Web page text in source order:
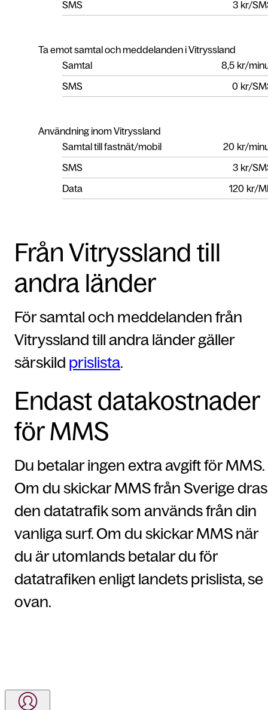
SMS
3 kr/
Ta emot samtal och meddelanden i Vitryssland
Samtal
8,5 kr/
SMS
0 kr/
Användning inom Vitryssland
Samtal till fastnät/mobil
20 kr/
SMS
3 kr/
Data
120 kr/
Från Vitryssland till
andra länder
För samtal och meddelanden från
Vitryssland till andra länder gäller
särskild prislista.
Endast datakostnader
för MMS
Du betalar ingen extra avgift för MMS.
Om du skickar MMS från Sverige dras
den datatrafik som används från din
vanliga surf. Om du skickar MMS när
du är utomlands betalar du för
datatrafiken enligt landets prislista, se
ovan.